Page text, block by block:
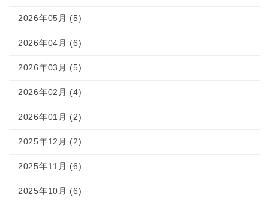
2026年05月 (5)
2026年04月 (6)
2026年03月 (5)
2026年02月 (4)
2026年01月 (2)
2025年12月 (2)
2025年11月 (6)
2025年10月 (6)